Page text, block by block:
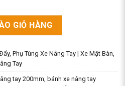
PU/Nylon [Bánh Đơn Xe Nâng
GIỎ HÀNG
, Phụ Tùng Xe Nâng Tay | Xe Mặt Bàn
Tay
tay 200mm bánh xe nâng tay